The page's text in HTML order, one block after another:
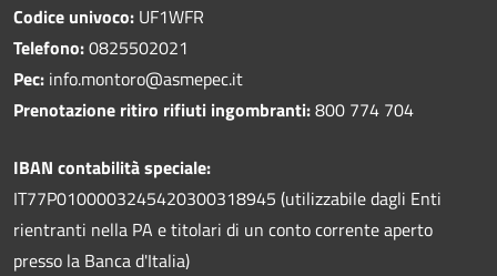
Codice univoco: UF1WFR
Telefono:0825502021
Pec: info.montoro@asmepec.it
Prenotazione ritiro rifiuti ingombranti:800 774 704
IBAN contabilità speciale:
IT77P0100003245420300318945 (utilizzabile dagli Enti
rientranti nella PA e titolari di un conto corrente aperto
presso la Banca d'Italia)